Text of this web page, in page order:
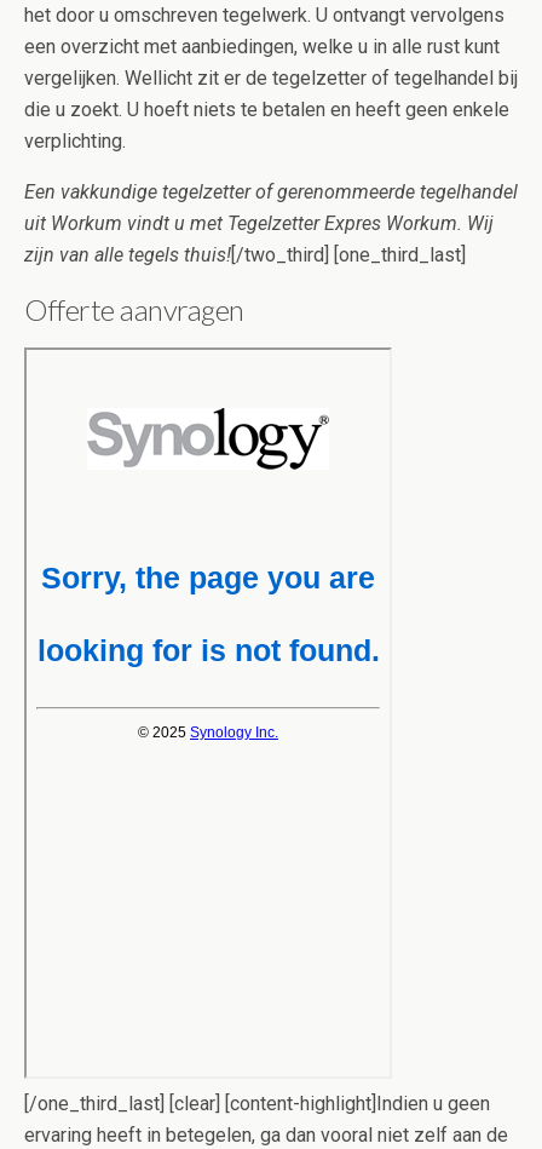
het door u omschreven tegelwerk. U ontvangt vervolgens
een overzicht met aanbiedingen, welke u in alle rust kunt
vergelijken. Wellicht zit er de tegelzetter of tegelhandel bij
die u zoekt. U hoeft niets te betalen en heeft geen enkele
verplichting.
Een vakkundige tegelzetter of gerenommeerde tegelhandel
uit Workum vindt u met Tegelzetter Expres Workum. Wij
zijn van alle tegels thuis![/two_third] [one_third_last]
Offerte aanvragen
[/one_third_last] [clear] [content-highlight]Indien u geen
ervaring heeft in betegelen, ga dan vooral niet zelf aan de